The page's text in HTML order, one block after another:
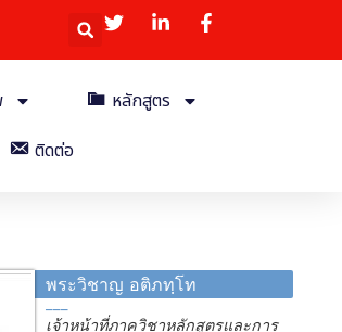
หลักสูตร
ติดต่อ
พระวิชาญ อติภทฺโท
เจ้าหน้าที่ภาควิชาหลักสูตรและการ